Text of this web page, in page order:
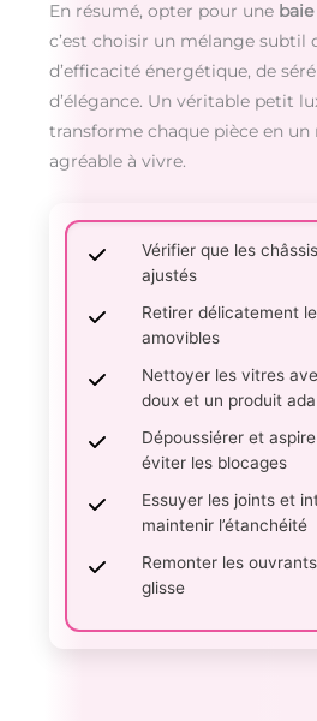
En résumé, opter pour une
c’est choisir un mélange subtil
d’efficacité énergétique, de
d’élégance. Un véritable petit
transforme chaque pièce en
agréable à vivre.
Vérifier que les
ajustés
Retirer délicatement
amovibles
Nettoyer les vitres
doux et un produit
Dépoussiérer et
éviter les blocages
Essuyer les joints et
maintenir l’étanchéité
Remonter les
glisse